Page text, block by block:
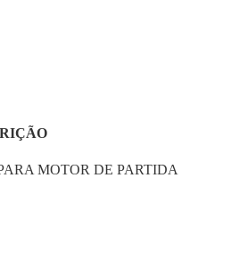
MOTOR DE PARTIDA